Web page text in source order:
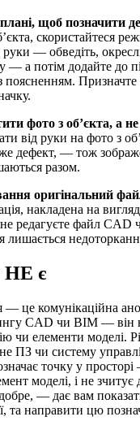
щоб позначити
скористайтеся
— обведіть,
— а потім додайте до
поясненням.
фото з об’єкта, а
від руки на фото з
дефект, — тож
разом.
оригінальний
накладена на
не редагуєте файл CAD
лишається
НЕ є
це комунікаційна
CAD чи BIM — він
чи елементи моделі.
ПЗ чи систему
точку у
моделі, і не зчитує
— дає вам
та направити цю